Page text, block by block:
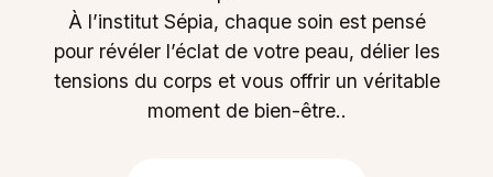
À l’institut Sépia, chaque soin est pensé
pour révéler l’éclat de votre peau, délier les
tensions du corps et vous offrir un véritable
moment de bien-être..